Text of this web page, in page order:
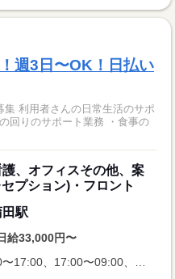
週3日〜OK！日払い
利用者さんの日常生活のサポ
回りのサポート業務 ・食事の
、オフィスその他、案
プション)・フロント
駅
給33,000円〜
[派遣]①08:30〜17:30、08:00〜17:00、17:00〜09:00、②17:00〜09:00